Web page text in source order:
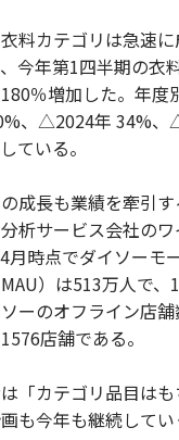
料カテゴリは急速に
今年第1四半期の衣
％増加した。年度
、△2024年 34%、
ている。
成長も業績を牽引
析サービス会社の
月時点でダイソーモ
）は513万人で、
ーのオフライン店
店舗である。
「カテゴリ品目は
も今年も継続して